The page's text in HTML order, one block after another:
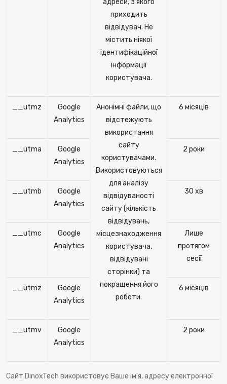
адреси, з якого
приходить
відвідувач. Не
містить ніякої
ідентифікаційної
інформації
користувача.
__utmz
Google
Analytics
Анонімні файли, що
відстежують
використання
сайту
користувачами.
Використовуються
для аналізу
відвідуваності
сайту (кількість
відвідувань,
місцезнаходження
користувача,
відвідувані
сторінки) та
покращення його
роботи.
6 місяців
__utma
Google
Analytics
2 роки
__utmb
Google
Analytics
30 хв
__utmc
Google
Analytics
Лише
протягом
сесії
__utmz
Google
Analytics
6 місяців
__utmv
Google
Analytics
2 роки
Сайт DinoxTech використовує Ваше ім'я, адресу електронної